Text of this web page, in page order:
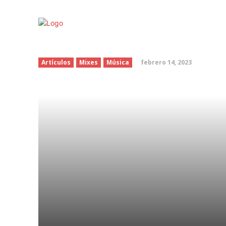
Karol G y Carla
Artículos Mixes Música febrero 14, 2023